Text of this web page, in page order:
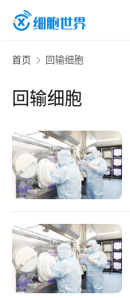
首
页
行
业
资
首页 回输细胞
回输细胞